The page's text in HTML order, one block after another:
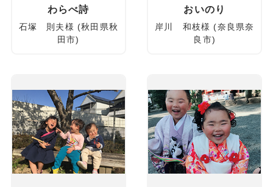
わらべ詩
石塚 則夫様 (秋田県秋
田市)
おいのり
岸川 和枝様 (奈良県奈
良市)